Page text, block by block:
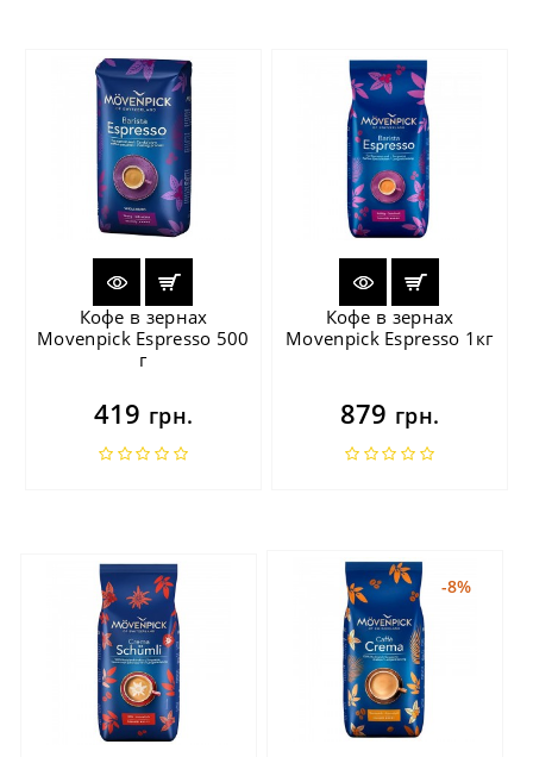
Кофе в зернах
Movenpick Espresso 500
г
419 грн.
Кофе в зернах
Movenpick Espresso 1кг
879 грн.
-8%